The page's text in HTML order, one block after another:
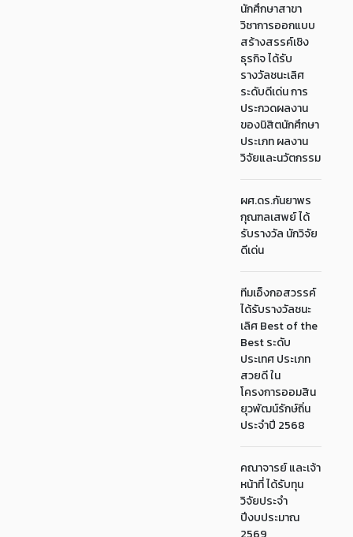
นักศึกษาสาขา
วิชาการออกแบบ
สร้างสรรค์เชิง
ธุรกิจ ได้รับ
รางวัลชนะเลิศ
ระดับดีเด่น การ
ประกวดผลงาน
ของนิสิตนักศึกษา
ประเภท ผลงาน
วิจัยและนวัตกรรม
ผศ.ดร.กันยาพร
กุณฑลเสพย์ ได้
รับรางวัล นักวิจัย
ดีเด่น
ทีมเอ็งกอสวรรค์
ได้รับรางวัลชนะ
เลิศ Best of the
Best ระดับ
ประเทศ ประเภท
สวยดี ใน
โครงการออมสิน
ยุวพัฒน์รักษ์ถิ่น
ประจำปี 2568
คณาจารย์ และเจ้า
หน้าที่ ได้รับทุน
วิจัยประจำ
ปีงบประมาณ